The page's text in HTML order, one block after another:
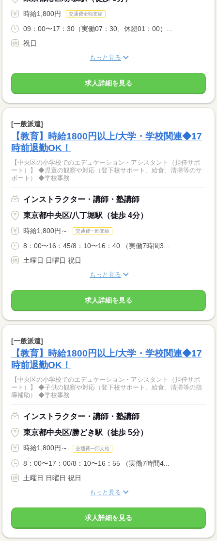
時給1,800円 交通費全額支給
09：00〜17：30（実働07：30、休憩01：00）...
祝日
もっと見る
求人詳細を見る
[一般派遣]
【教育】時給1800円以上/大学・学校関連◆17
時前退勤OK！
【中央区の小学校でのエデュケーション・アシスタント（担任サポ
ート）】 ◆児童の観察や対応（登下校サポート、給食、清掃等のサ
ポート） ◆学校事務...
インストラクター・講師・塾講師
東京都中央区/八丁堀駅（徒歩 4分）
時給1,800円～ 交通費一部支給
8：00〜16：45/8：10〜16：40 （実働7時間3...
土曜日 日曜日 祝日
もっと見る
求人詳細を見る
[一般派遣]
【教育】時給1800円以上/大学・学校関連◆17
時前退勤OK！
【中央区の小学校でのエデュケーション・アシスタント（担任サポ
ート）】 ◆子供の観察や対応（登下校サポート、給食、清掃等の指
導補助） ◆学校事務...
インストラクター・講師・塾講師
東京都中央区/勝どき駅（徒歩 5分）
時給1,800円～ 交通費一部支給
8：00〜17：00/8：10〜16：55 （実働7時間4...
土曜日 日曜日 祝日
もっと見る
求人詳細を見る